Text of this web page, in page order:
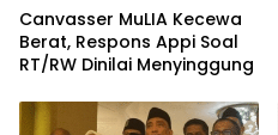
Canvasser MuLIA Kecewa
Berat, Respons Appi Soal
RT/RW Dinilai Menyinggung